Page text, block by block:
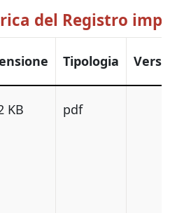
del Registro
Tipologia
KB pdf